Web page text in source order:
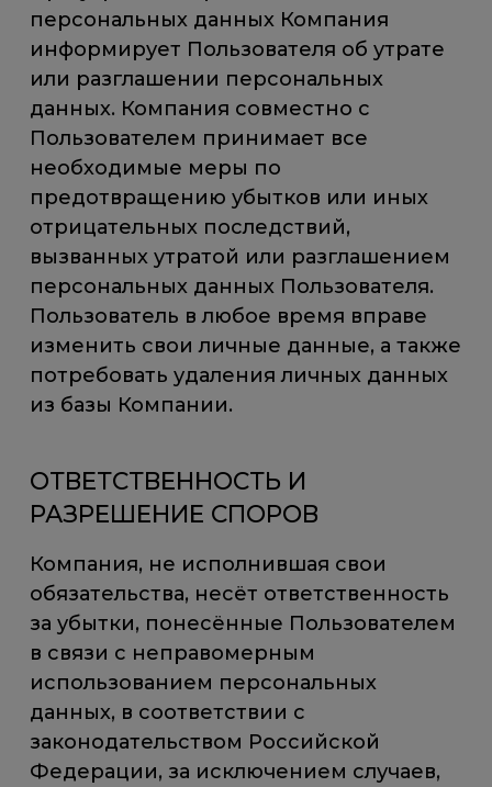
персональных данных Компания
информирует Пользователя об утрате
или разглашении персональных
данных. Компания совместно с
Пользователем принимает все
необходимые меры по
предотвращению убытков или иных
отрицательных последствий,
вызванных утратой или разглашением
персональных данных Пользователя.
Пользователь в любое время вправе
изменить свои личные данные, а также
потребовать удаления личных данных
из базы Компании.
ОТВЕТСТВЕННОСТЬ И
РАЗРЕШЕНИЕ СПОРОВ
Компания, не исполнившая свои
обязательства, несёт ответственность
за убытки, понесённые Пользователем
в связи с неправомерным
использованием персональных
данных, в соответствии с
законодательством Российской
Федерации, за исключением случаев,